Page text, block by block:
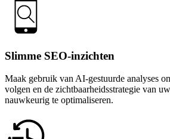
Slimme SEO-inzichten
Maak gebruik van AI-gestuurde analyses
volgen en de zichtbaarheidsstrategie van
nauwkeurig te optimaliseren.